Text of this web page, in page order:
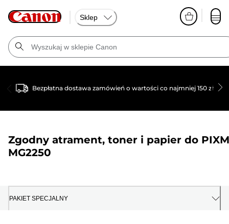
Sklep
Bezpłatna dostawa zamówień o wartości co najmniej 150 zł
Zgodny atrament, toner i papier do
MG2250
PAKIET SPECJALNY